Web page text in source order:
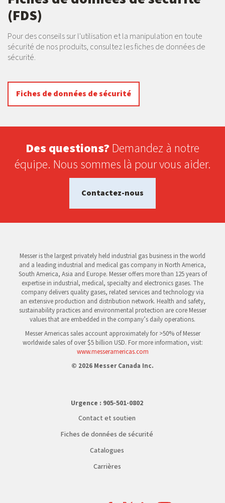
(FDS)
Pour des conseils sur l'utilisation et la manipulation en toute
sécurité de nos produits, consultez les fiches de données de
sécurité.
Fiches de données de sécurité
Des questions?Demandez à notre
équipe. Nous sommes là pour vous aider.
Contactez-nous
Messer is the largest privately held industrial gas business in the world
and a leading industrial and medical gas company in North America,
South America, Asia and Europe. Messer offers more than 125 years of
expertise in industrial, medical, specialty and electronics gases. The
company delivers quality gases, related services and technology via
an extensive production and distribution network. Health and safety,
sustainability practices and environmental protection are core Messer
values that are embedded in the company’s daily operations.
Messer Americas sales account approximately for >50% of Messer
worldwide sales of over $5 billion USD. For more information, visit:
www.messeramericas.com
© 2026 Messer Canada Inc.
Urgence : 905-501-0802
Contact et soutien
Fiches de données de sécurité
Catalogues
Carrières